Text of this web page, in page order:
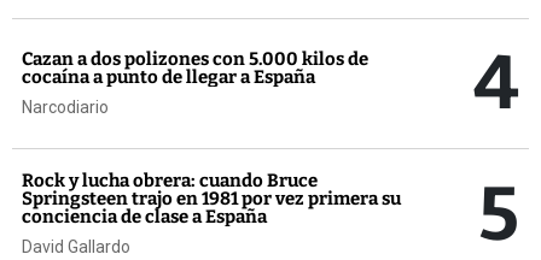
Cazan a dos polizones con 5.000 kilos de
cocaína a punto de llegar a España
Narcodiario 4
Rock y lucha obrera: cuando Bruce
Springsteen trajo en 1981 por vez primera su
conciencia de clase a España
David Gallardo 5